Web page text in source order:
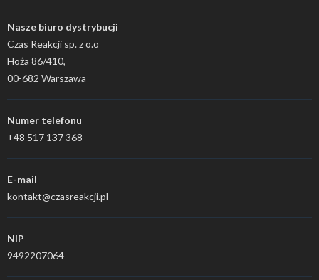
Nasze biuro dystrybucji
Czas Reakcji sp. z o.o
Hoża 86/410,
00-682 Warszawa
Numer telefonu
+48 517 137 368
E-mail
kontakt@czasreakcji.pl
NIP
9492207064